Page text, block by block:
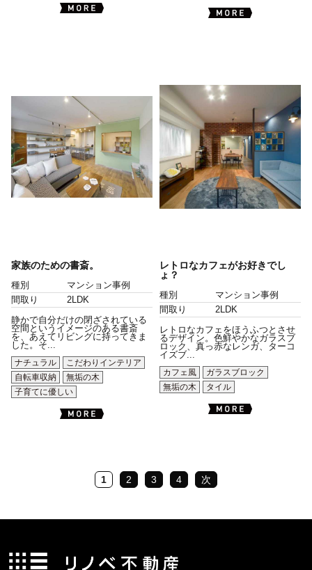
家族のための書斎。
種別
マンション事例
間取り
2LDK
静かで自分だけの閉ざされている
空間というイメージのある書斎
を、あえてリビングに持ってきま
した。そ...
ナチュラル
こだわりインテリア
自転車収納
無垢の木
子育てに優しい
レトロなカフェがお好きでし
ょ？
種別
マンション事例
間取り
2LDK
レトロなカフェをほうふつとさせ
るデザイン。色鮮やかなガラスブ
ロック、真っ赤なレンガ、ターコ
イズブ...
カフェ風
ガラスブロック
無垢の木
タイル
1 2 3 4 次